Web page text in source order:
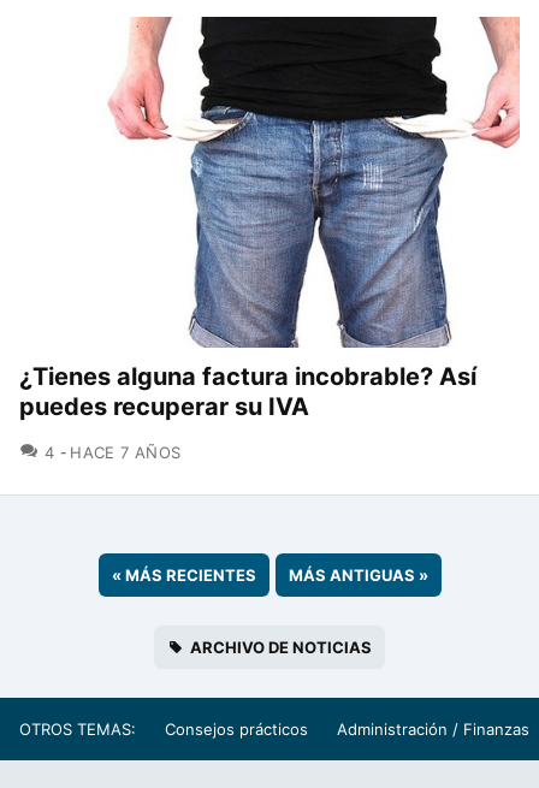
¿Tienes alguna factura incobrable? Así
puedes recuperar su IVA
4 COMENTARIOS
HACE 7 AÑOS
«MÁS RECIENTES MÁS ANTIGUAS »
ARCHIVO DE NOTICIAS
OTROS TEMAS: Consejos prácticos Administración / Finanzas